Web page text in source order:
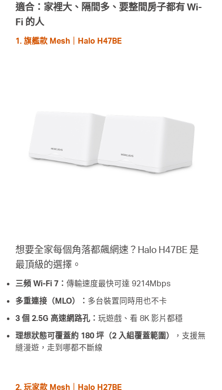
適合：家裡大、隔間多、要整間房子都有 Wi-
Fi 的人
1. 旗艦款 Mesh｜Halo H47BE
想要全家每個角落都飆網速？Halo H47BE 是
最頂級的選擇。
三頻 Wi-Fi 7：傳輸速度最快可達 9214Mbps
多重連接（MLO）： 多台裝置同時用也不卡
3 個 2.5G 高速網路孔：玩遊戲、看 8K 影片都穩
理想狀態可覆蓋約 180 坪（2 入組覆蓋範圍）
，支援無
縫漫遊，走到哪都不斷線
2. 玩家款 Mesh｜Halo H27BE